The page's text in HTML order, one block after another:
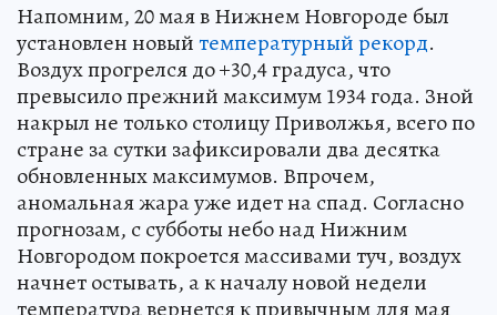
Напомним, 20 мая в Нижнем Новгороде был
установлен новыйтемпературный рекорд.
Воздух прогрелся до +30,4 градуса, что
превысило прежний максимум 1934 года. Зной
накрыл не только столицу Приволжья, всего по
стране за сутки зафиксировали два десятка
обновленных максимумов. Впрочем,
аномальная жара уже идет на спад. Согласно
прогнозам, с субботы небо над Нижним
Новгородом покроется массивами туч, воздух
начнет остывать, а к началу новой недели
температура вернется к привычным для мая